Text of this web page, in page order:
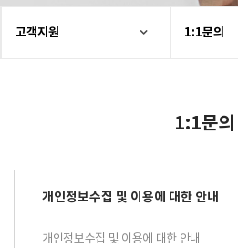
고객지원 1:1문의
1:1문의
개인정보수집 및 이용에 대한 안내
개인정보수집 및 이용에 대한 안내